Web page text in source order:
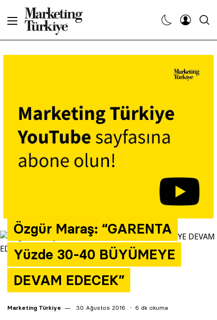
Özgür Maraş: “GARENTA
Yüzde 30-40 BÜYÜMEYE
DEVAM EDECEK”
Marketing Türkiye 30 Ağustos 2016 6 dk okuma
Dergiler
Etkinlikler
Yazarlar
Araştırma